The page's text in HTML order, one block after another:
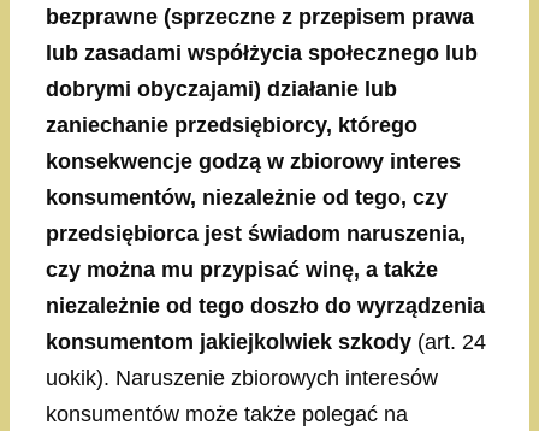
bezprawne (sprzeczne z przepisem prawa
lub zasadami współżycia społecznego lub
dobrymi obyczajami) działanie lub
zaniechanie przedsiębiorcy, którego
konsekwencje godzą w zbiorowy interes
konsumentów, niezależnie od tego, czy
przedsiębiorca jest świadom naruszenia,
czy można mu przypisać winę, a także
niezależnie od tego doszło do wyrządzenia
konsumentom jakiejkolwiek szkody (art. 24
uokik). Naruszenie zbiorowych interesów
konsumentów może także polegać na